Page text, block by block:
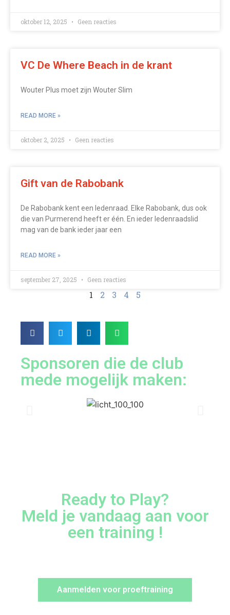
oktober 12, 2025 Geen reacties
VC De Where Beach in de krant
Wouter Plus moet zijn Wouter Slim
READ MORE »
oktober 2, 2025 Geen reacties
Gift van de Rabobank
De Rabobank kent een ledenraad. Elke Rabobank, dus ook
die van Purmerend heeft er één. En ieder ledenraadslid
mag van de bank ieder jaar een
READ MORE »
september 27, 2025 Geen reacties
1 2 3 4 5
Sponsoren die de club
mede mogelijk maken:
Ready to Play?
Meld je vandaag aan voor
een training !
Aanmelden voor proeftraining